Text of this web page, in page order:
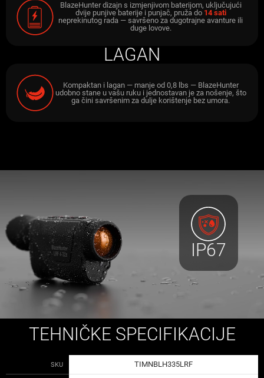
IP67
BlazeHunter dizajn s izmjenjivom baterijom, uključujući
dvije punjive baterije i punjač, pruža do 14 sati
neprekinutog rada — savršeno za dugotrajne avanture ili
duge lovove.
LAGAN
Kompaktan i lagan — manje od 0,8 lbs — BlazeHunter
udobno stane u vašu ruku i jednostavan je za nošenje, što
ga čini savršenim za dulje korištenje bez umora.
TEHNIČKE SPECIFIKACIJE
SKU TIMNBLH335LRF